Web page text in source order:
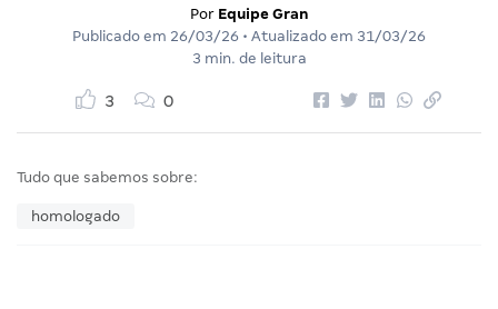
Por Equipe Gran
Publicado em 26/03/26 • Atualizado em 31/03/26
3 min. de leitura
3 0
Tudo que sabemos sobre:
homologado